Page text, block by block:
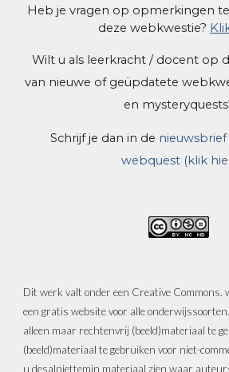
Heb je vragen op opmerkingen
deze webkwestie?
Wilt u als leerkracht / docent op
van nieuwe of geüpdatete
en
Schrijf je dan in de
webquest (klik
Dit werk valt onder een Creative Commons.
een gratis website voor alle
alleen maar rechtenvrij (beeld)materiaal te
(beeld)materiaal te gebruiken voor niet-
u desalniettemin materiaal zien waar